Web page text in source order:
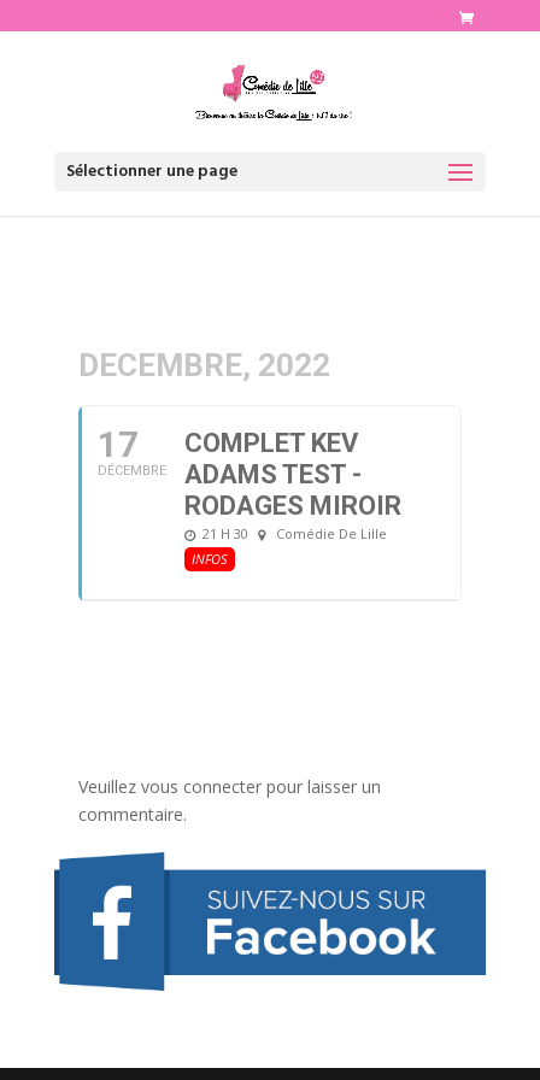
Sélectionner une page
DECEMBRE, 2022
17
DÉCEMBRE
COMPLET KEV
ADAMS TEST -
RODAGES MIROIR
21 H 30
Comédie De Lille
INFOS
Veuillez vous connecter pour laisser un
commentaire.